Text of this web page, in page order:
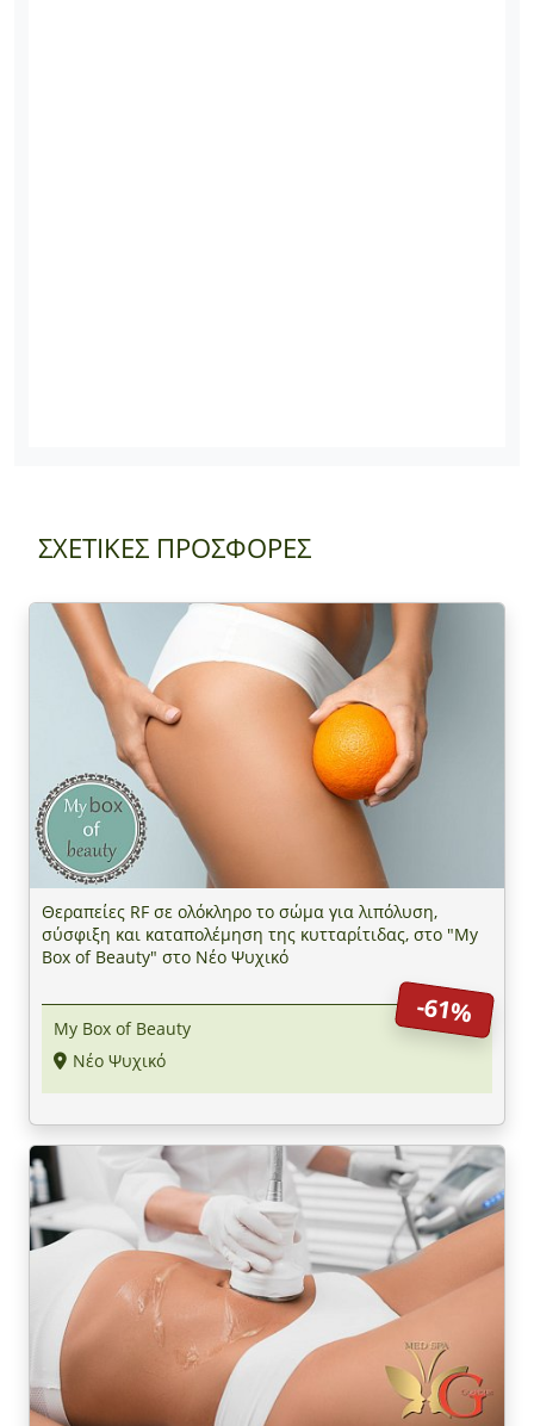
ΣΧΕΤΙΚΕΣ ΠΡΟΣΦΟΡΕΣ
Θεραπείες RF σε ολόκληρο το σώμα για λιπόλυση,
σύσφιξη και καταπολέμηση της κυτταρίτιδας, στο "My
Box of Beauty" στο Νέο Ψυχικό
-61%
My Box of Beauty
Νέο Ψυχικό